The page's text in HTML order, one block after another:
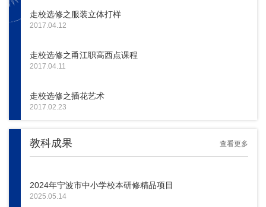
走校选修之服装立体打样
2017.04.12
走校选修之甬江职高西点课程
2017.04.11
走校选修之插花艺术
2017.02.23
教科成果 查看更多
2024年宁波市中小学校本研修精品项目
2025.05.14